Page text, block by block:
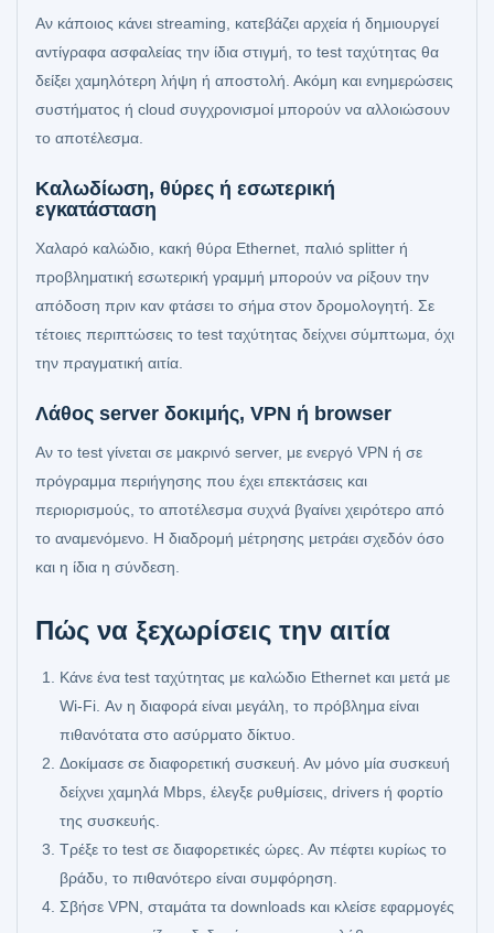
Αν κάποιος κάνει streaming, κατεβάζει αρχεία ή δημιουργεί
αντίγραφα ασφαλείας την ίδια στιγμή, το test ταχύτητας θα
δείξει χαμηλότερη λήψη ή αποστολή. Ακόμη και ενημερώσεις
συστήματος ή cloud συγχρονισμοί μπορούν να αλλοιώσουν
το αποτέλεσμα.
Καλωδίωση, θύρες ή εσωτερική
εγκατάσταση
Χαλαρό καλώδιο, κακή θύρα Ethernet, παλιό splitter ή
προβληματική εσωτερική γραμμή μπορούν να ρίξουν την
απόδοση πριν καν φτάσει το σήμα στον δρομολογητή. Σε
τέτοιες περιπτώσεις το test ταχύτητας δείχνει σύμπτωμα, όχι
την πραγματική αιτία.
Λάθος server δοκιμής, VPN ή browser
Αν το test γίνεται σε μακρινό server, με ενεργό VPN ή σε
πρόγραμμα περιήγησης που έχει επεκτάσεις και
περιορισμούς, το αποτέλεσμα συχνά βγαίνει χειρότερο από
το αναμενόμενο. Η διαδρομή μέτρησης μετράει σχεδόν όσο
και η ίδια η σύνδεση.
Πώς να ξεχωρίσεις την αιτία
Κάνε ένα test ταχύτητας με καλώδιο Ethernet και μετά με
Wi‑Fi. Αν η διαφορά είναι μεγάλη, το πρόβλημα είναι
πιθανότατα στο ασύρματο δίκτυο.
Δοκίμασε σε διαφορετική συσκευή. Αν μόνο μία συσκευή
δείχνει χαμηλά Mbps, έλεγξε ρυθμίσεις, drivers ή φορτίο
της συσκευής.
Τρέξε το test σε διαφορετικές ώρες. Αν πέφτει κυρίως το
βράδυ, το πιθανότερο είναι συμφόρηση.
Σβήσε VPN, σταμάτα τα downloads και κλείσε εφαρμογές